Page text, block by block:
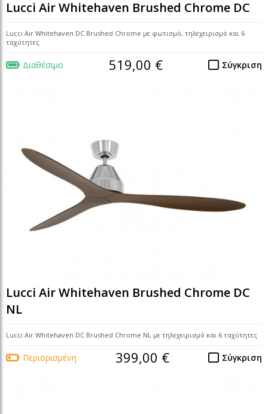
Lucci Air Whitehaven Brushed Chrome DC
Lucci Air Whitehaven DC Brushed Chrome με φωτισμό, τηλεχειρισμό και 6
ταχύτητες
Διαθέσιμο Σύγκριση
519,00 €
Lucci Air Whitehaven Brushed Chrome DC
NL
Lucci Air Whitehaven DC Brushed Chrome NL με τηλεχειρισμό και 6 ταχύτητες
Περιορισμένη Σύγκριση
399,00 €